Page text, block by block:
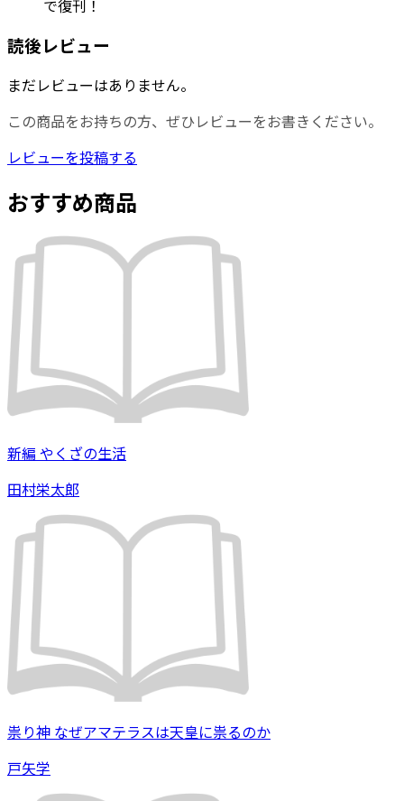
で復刊！
読後レビュー
まだレビューはありません。
この商品をお持ちの方、ぜひレビューをお書きください。
レビューを投稿する
おすすめ商品
新編 やくざの生活
田村栄太郎
祟り神 なぜアマテラスは天皇に祟るのか
戸矢学